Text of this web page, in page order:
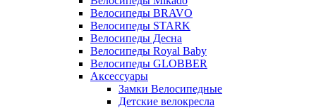
Велосипеды BRAVO
Велосипеды STARK
Велосипеды Десна
Велосипеды Royal Baby
Велосипеды GLOBBER
Аксессуары
Замки Велосипедные
Детские велокресла